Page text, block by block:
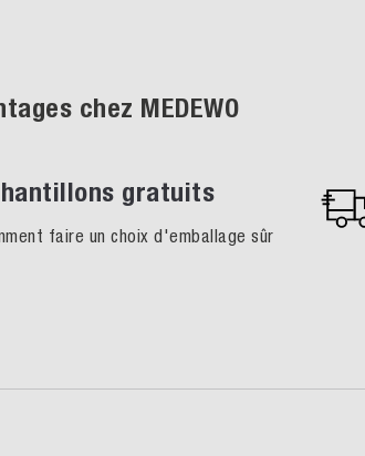
chez MEDEWO
gratuits
faire un choix d'emballage sûr